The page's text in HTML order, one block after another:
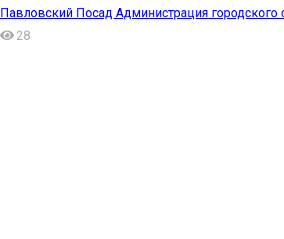
Павловский Посад Администрация городского
28